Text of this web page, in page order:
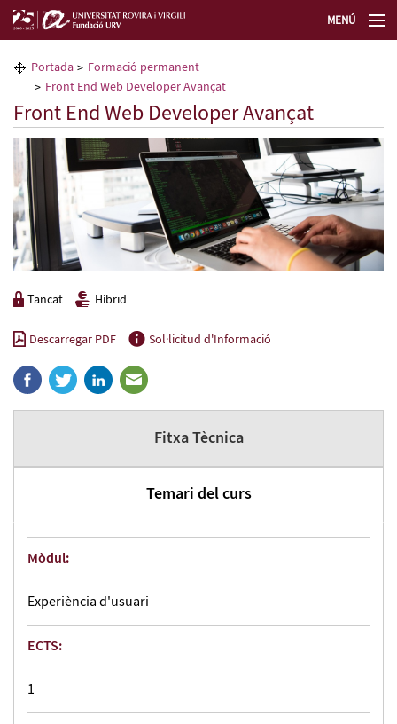
MENÚ
La Fundació URV
Formació permanent
Transferència de tecnologia
Seleccioneu idioma
Portada
Formació permanent
Front End Web Developer Avançat
Front End Web Developer Avançat
Tancat Híbrid
Descarregar PDF Sol·licitud d'Informació
Fitxa Tècnica
Temari del curs
Mòdul:
Experiència d'usuari
ECTS:
1